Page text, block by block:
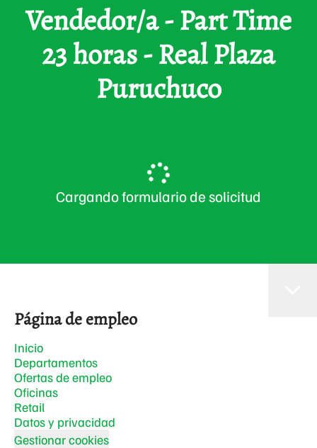
Vendedor/a - Part Time
23 horas - Real Plaza
Puruchuco
Cargando formulario de solicitud
Página de empleo
Inicio
Departamentos
Ofertas de empleo
Oficinas
Retail
Datos y privacidad
Gestionar cookies